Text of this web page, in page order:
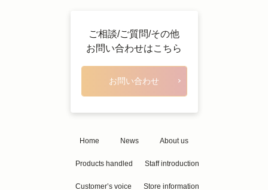
ご相談/ご質問/その他
お問い合わせはこちら
お問い合わせ
Home News About us
Products handled Staff introduction
Customer’s voice Store information